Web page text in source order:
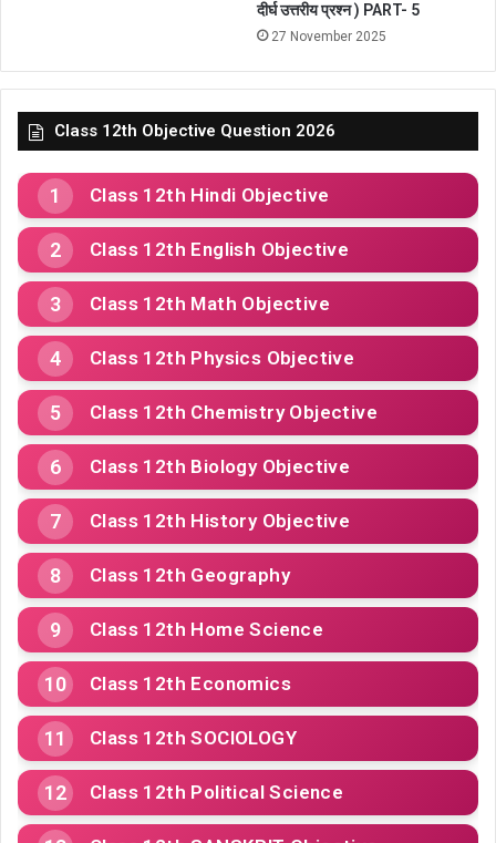
दीर्घ उत्तरीय प्रश्न ) PART- 5
27 November 2025
Class 12th Objective Question 2026
Class 12th Hindi Objective
Class 12th English Objective
Class 12th Math Objective
Class 12th Physics Objective
Class 12th Chemistry Objective
Class 12th Biology Objective
Class 12th History Objective
Class 12th Geography
Class 12th Home Science
Class 12th Economics
Class 12th SOCIOLOGY
Class 12th Political Science